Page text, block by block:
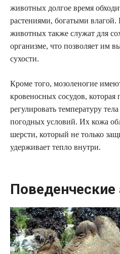
животных долгое время
растениями, богатыми влагой.
животных также служат для
организме, что позволяет им
сухости.
Кроме того, мозоленогие
кровеносных сосудов,
регулировать температуру
погодных условий. Их кожа
шерсти, который не только
удерживает тепло внутри.
Поведенческие